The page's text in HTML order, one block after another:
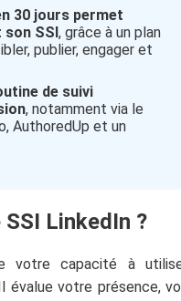
30 jours permet
son SSI, grâce à un plan
publier, engager et
de suivi
, notamment via le
AuthoredUp et un
LinkedIn ?
votre capacité à
évalue votre présence,